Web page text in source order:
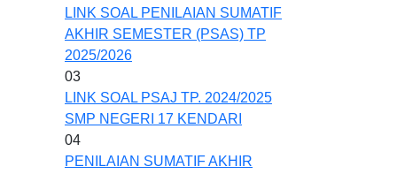
LINK SOAL PENILAIAN SUMATIF
AKHIR SEMESTER (PSAS) TP
2025/2026
03
LINK SOAL PSAJ TP. 2024/2025
SMP NEGERI 17 KENDARI
04
PENILAIAN SUMATIF AKHIR